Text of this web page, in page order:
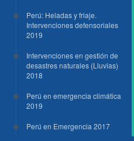
Perú: Heladas y friaje.
Intervenciones defensoriales
2019
Intervenciones en gestión de
desastres naturales (Lluvias)
2018
Perú en emergencia climática
2019
Perú en Emergencia 2017